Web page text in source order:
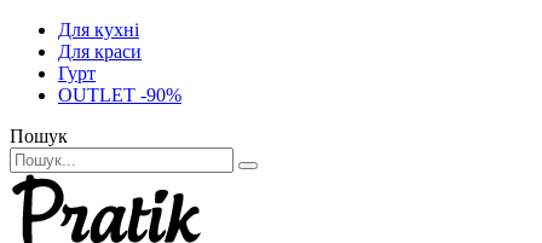
Для кухні
Для краси
Гурт
OUTLET -90%
Пошук